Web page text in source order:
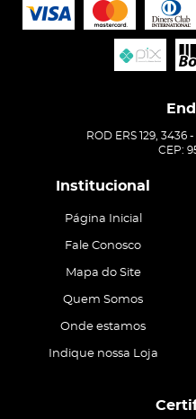
ROD ERS 129, 3436 -
CEP:
Institucional
Página Inicial
Fale Conosco
Mapa do Site
Quem Somos
Onde estamos
Indique nossa Loja